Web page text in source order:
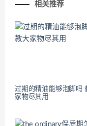
相关推荐
过期的精油能够泡脚吗
家物尽其用